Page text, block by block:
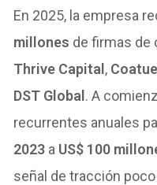
En 2025, la empresa
millones de firmas de
Thrive Capital, Coatue
DST Global. A
recurrentes anuales
2023 a US$ 100
señal de tracción